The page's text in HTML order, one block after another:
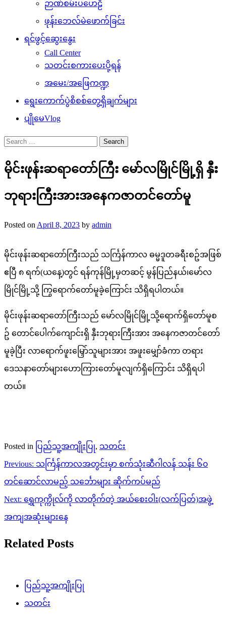
ဉာဏ်စမ်းပဟေဠိ
ဖုန်းဘေလ်မဲဖောက်ခြင်း
ရင်ဖွင့်ဆွေးနွေး
Call Center
သတင်းစကားပေးပို့ရန်
အမေး/အဖြေကဏ္ဍ
ရွေးကောက်ပွဲစိစစ်တွေ့ရှိချက်များ
ပျိုမေVlog
Search
for:
မိုင်းဖုန်းဆရာတော်ကြီး မော်လမြိုင်မြို့ရှိ နှီး
ဘုရားကြီးအားအနေကဇာတင်တော်မူ
Posted on April 8, 2023 by admin
မိုင်းဖုန်းဆရာတော်ကြီးသည် သင်္ကြန်ကာလ ဓမ္မဒူတခရီးစဥ်အဖြစ်
ဧပြီ ၈ ရက်(ယနေ့)တွင် ရန်ကုန်မြို့မှတဆင့် မွန်ပြည်နယ်၊မော်လ
မြိုင်မြို့သို့ ကြွရောက်တော်မူခဲ့ကြောင်း သိရှိရပါတယ်။
မိုင်းဖုန်းဆရာတော်ကြီးသည် မော်လမြိုင်မြို့သို့ရောက်ရှိတော်မူစ
ဥ် တောင်ပေါက်ကျောင်းရှိ နှီးဘုရားကြီးအား အနေကဇာတင်တော်
မူခဲ့ပြီး လာရောက်ဖူးမြှော်သူများအား အဖူးမျှော်ခံကာ တရား
ဒေသနာတော်များဟောကြားတော်မူလျက်ရှိကြောင်း သိရှိရပါ
တယ်။
Posted in ပြည်သူ့အကျိုးပြု, သတင်း
Post
navigation
Previous: သင်္ကြန်ကာလအတွင်းမှာ စက်သုံးဆီဂါလန် သန်း ၆၀
တင်ဆောင်လာမည့် သင်္ဘောများ ဆိုက်ကပ်မည်
Next: ရွှေကုက္ကိုလ်ကို လာတိုက်တဲ့ အယ်စေးဝါး(လက်ပြတ်)အဖွဲ့
အကျအဆုံးများနေ
Related Posts
ပြည်သူ့အကျိုးပြု
သတင်း